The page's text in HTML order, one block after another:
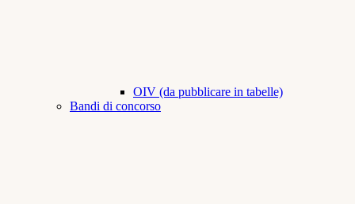
OIV (da pubblicare in tabelle)
Bandi di concorso